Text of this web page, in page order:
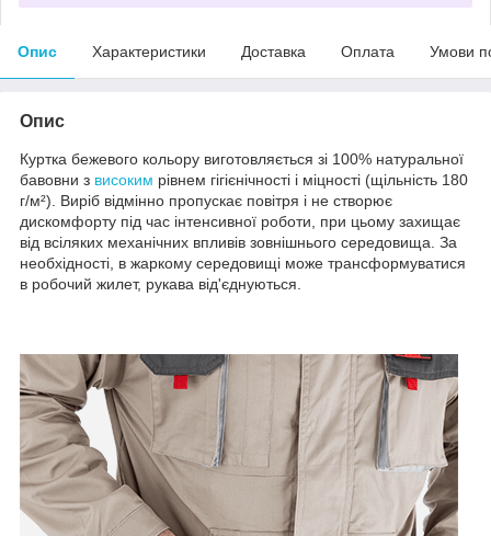
Опис Характеристики Доставка Оплата Умови
Опис
Куртка бежевого кольору виготовляється зі 100% натуральної
бавовни з високим рівнем гігієнічності і міцності (щільність 180
г/м²). Виріб відмінно пропускає повітря і не створює
дискомфорту під час інтенсивної роботи, при цьому захищає
від всіляких механічних впливів зовнішнього середовища. За
необхідності, в жаркому середовищі може трансформуватися
в робочий жилет, рукава від'єднуються.